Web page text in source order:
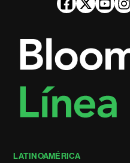
LATINOAMÉRICA